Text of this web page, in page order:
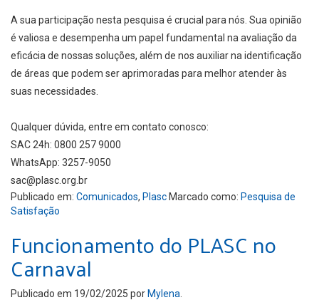
A sua participação nesta pesquisa é crucial para nós. Sua opinião
é valiosa e desempenha um papel fundamental na avaliação da
eficácia de nossas soluções, além de nos auxiliar na identificação
de áreas que podem ser aprimoradas para melhor atender às
suas necessidades.
Qualquer dúvida, entre em contato conosco:
SAC 24h: 0800 257 9000
WhatsApp: 3257-9050
sac@plasc.org.br
Publicado em: Comunicados, Plasc Marcado como: Pesquisa de
Satisfação
Funcionamento do PLASC no
Carnaval
Publicado em 19/02/2025 por Mylena